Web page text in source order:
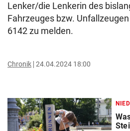
Lenker/die Lenkerin des
Fahrzeuges bzw.
6142 zu melden.
Chronik 24.04.2024 18:00